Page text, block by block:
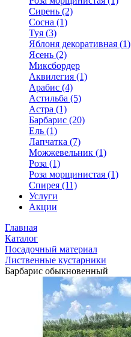
Сирень (2)
Сосна (1)
Туя (3)
Яблоня декоративная (1)
Ясень (2)
Миксбордер
Аквилегия (1)
Арабис (4)
Астильба (5)
Астра (1)
Барбарис (20)
Ель (1)
Лапчатка (7)
Можжевельник (1)
Роза (1)
Роза морщинистая (1)
Спирея (11)
Услуги
Акции
Главная
Каталог
Посадочный материал
Лиственные кустарники
Барбарис обыкновенный